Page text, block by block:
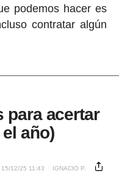
podemos hacer es
contratar algún
para acertar
año)
15/12/25 11:43 IGNACIO P.